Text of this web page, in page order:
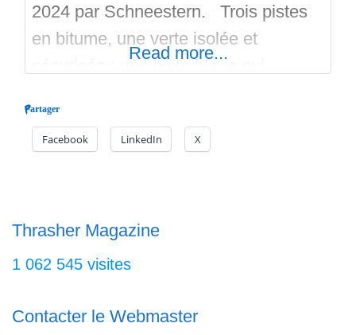
2024 par Schneestern. Trois pistes
en bitume, une verte isolée et
sécurisée ; une piste bleue qui
à des plateformes ou des aiguillages.
Ces deux pistes permettent de rouler
balisées en couleur de leur niveau
respectif.
Read more...
Partager
Facebook LinkedIn X
Thrasher Magazine
1 062 545 visites
Contacter le Webmaster